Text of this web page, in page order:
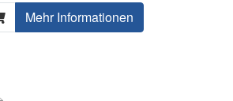
Mehr Informationen